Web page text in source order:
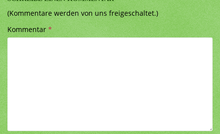
(Kommentare werden von uns freigeschaltet.)
Kommentar*